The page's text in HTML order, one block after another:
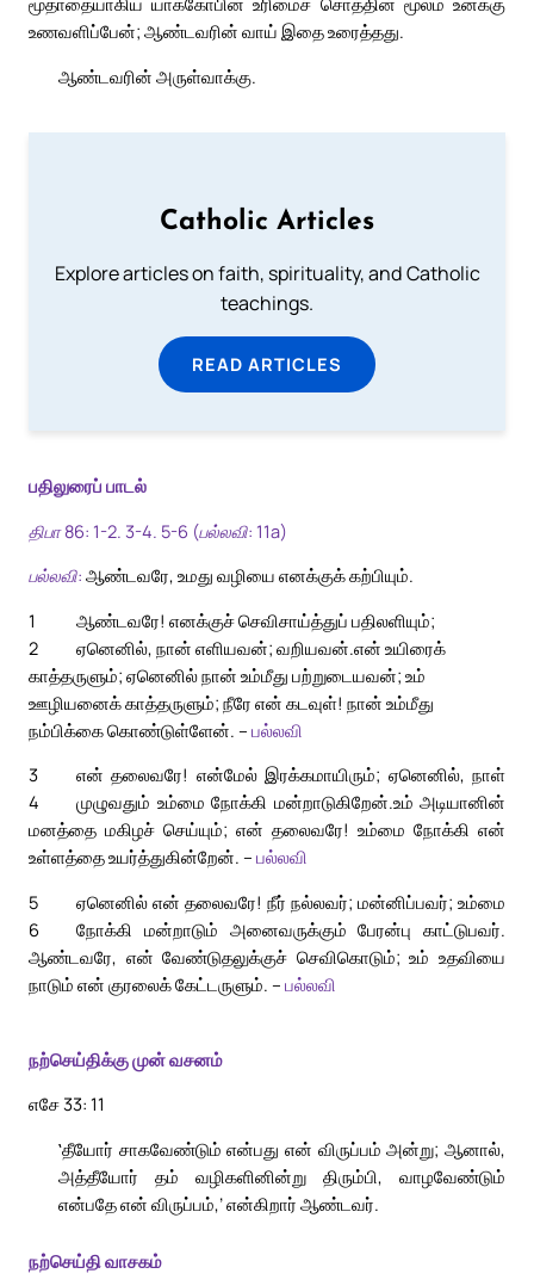
உணவளிப்பேன்; ஆண்டவரின் வாய் இதை உரைத்தது.
ஆண்டவரின் அருள்வாக்கு.
Catholic Articles
Explore articles on faith, spirituality, and Catholic
teachings.
READ ARTICLES
பதிலுரைப் பாடல்
திபா 86: 1-2. 3-4. 5-6 (பல்லவி: 11a)
பல்லவி: ஆண்டவரே, உமது வழியை எனக்குக் கற்பியும்.
1
ஆண்டவரே! எனக்குச் செவிசாய்த்துப் பதிலளியும்;
ஏனெனில், நான் எளியவன்; வறியவன்.
2
என் உயிரைக்
காத்தருளும்; ஏனெனில் நான் உம்மீது பற்றுடையவன்; உம்
ஊழியனைக் காத்தருளும்; நீரே என் கடவுள்! நான் உம்மீது
நம்பிக்கை கொண்டுள்ளேன். – பல்லவி
3
என் தலைவரே! என்மேல் இரக்கமாயிரும்; ஏனெனில், நாள்
முழுவதும் உம்மை நோக்கி மன்றாடுகிறேன்.
4
உம் அடியானின்
மனத்தை மகிழச் செய்யும்; என் தலைவரே! உம்மை நோக்கி என்
உள்ளத்தை உயர்த்துகின்றேன். – பல்லவி
5
ஏனெனில் என் தலைவரே! நீர் நல்லவர்; மன்னிப்பவர்; உம்மை
நோக்கி மன்றாடும் அனைவருக்கும் பேரன்பு காட்டுபவர்.
6
ஆண்டவரே, என் வேண்டுதலுக்குச் செவிகொடும்; உம் உதவியை
நாடும் என் குரலைக் கேட்டருளும். – பல்லவி
நற்செய்திக்கு முன் வசனம்
எசே 33: 11
‛தீயோர் சாகவேண்டும் என்பது என் விருப்பம் அன்று; ஆனால்,
அத்தீயோர் தம் வழிகளினின்று திரும்பி, வாழவேண்டும்
என்பதே என் விருப்பம்,’ என்கிறார் ஆண்டவர்.
நற்செய்தி வாசகம்